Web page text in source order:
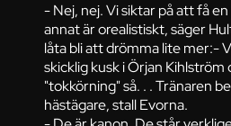
- Nej, nej. Vi siktar på att få
annat är orealistiskt, säger
låta bli att drömma lite mer:-
skicklig kusk i Örjan Kihlström
"tokkörning" så. . . Tränaren
hästägare, stall Evorna.